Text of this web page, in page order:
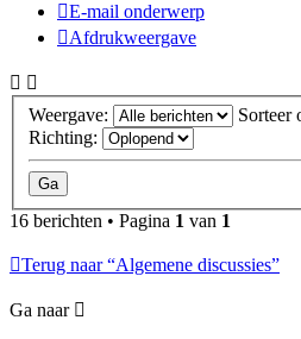
E-mail onderwerp
Afdrukweergave
Weergave:
Sorteer
Richting:
16 berichten • Pagina 1 van 1
Terug naar “Algemene discussies”
Ga naar